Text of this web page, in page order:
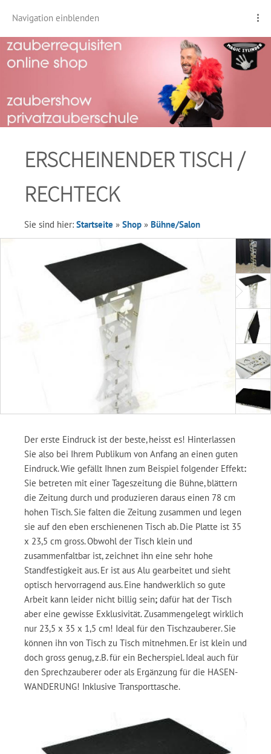
Navigation einblenden
ERSCHEINENDER TISCH /
RECHTECK
Sie sind hier: Startseite » Shop » Bühne/Salon
Der erste Eindruck ist der beste, heisst es! Hinterlassen
Sie also bei Ihrem Publikum von Anfang an einen guten
Eindruck. Wie gefällt Ihnen zum Beispiel folgender Effekt:
Sie betreten mit einer Tageszeitung die Bühne, blättern
die Zeitung durch und produzieren daraus einen 78 cm
hohen Tisch. Sie falten die Zeitung zusammen und legen
sie auf den eben erschienenen Tisch ab. Die Platte ist 35
x 23,5 cm gross. Obwohl der Tisch klein und
zusammenfaltbar ist, zeichnet ihn eine sehr hohe
Standfestigkeit aus. Er ist aus Alu gearbeitet und sieht
optisch hervorragend aus. Eine handwerklich so gute
Arbeit kann leider nicht billig sein; dafür hat der Tisch
aber eine gewisse Exklusivität. Zusammengelegt wirklich
nur 23,5 x 35 x 1,5 cm! Ideal für den Tischzauberer. Sie
können ihn von Tisch zu Tisch mitnehmen. Er ist klein und
doch gross genug, z.B. für ein Becherspiel. Ideal auch für
den Sprechzauberer oder als Ergänzung für die HASEN-
WANDERUNG! Inklusive Transporttasche.